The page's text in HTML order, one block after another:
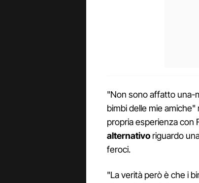
"Non sono affatto una-
bimbi delle mie
propria esperienza con
alternativo riguardo
feroci.
"La verità però è che i